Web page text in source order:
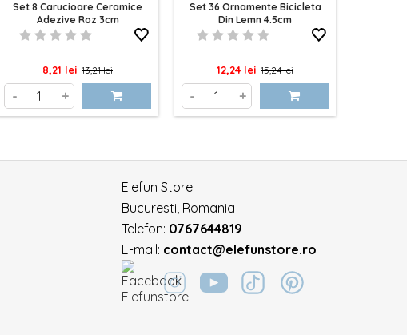
Set 8 Carucioare Ceramice
Adezive Roz 3cm
Pret
8,21 lei Pret
baza
13,21 lei
- +
Set 36 Ornamente Bicicleta
Din Lemn 4.5cm
Pret
12,24 lei Pret
baza
15,24 lei
- +
Elefun Store
Bucuresti, Romania
Telefon: 0767644819
E-mail: contact@elefunstore.ro